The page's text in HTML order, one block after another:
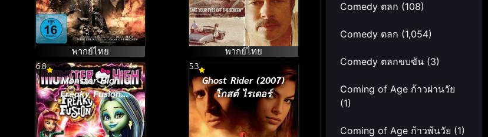
พากย์ไทย พากย์ไทย
6.8
Monster High
Freaky Fusion
(2014) มอนสเตอร์ไฮ
อลเวงปีศาจพันธุ์ใหม่
5.3
Ghost Rider (2007)
โกสต์ ไรเดอร์
Comedy ตลก (108)
Comedy ตลก (1,054)
Comedy ตลกขบขัน (3)
Coming of Age ก้าวผ่านวัย
(1)
Coming of Age ก้าวพ้นวัย (1)